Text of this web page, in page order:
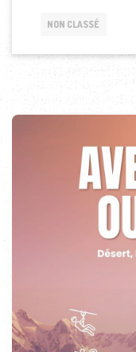
NON CLASSÉ